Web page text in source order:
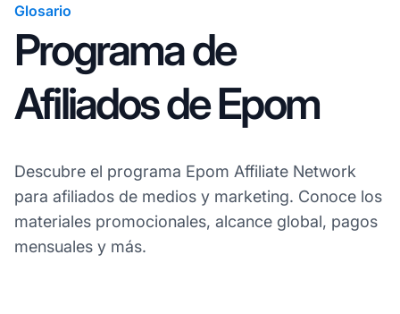
Glosario
Programa de
Afiliados de Epom
Descubre el programa Epom Affiliate Network
para afiliados de medios y marketing. Conoce los
materiales promocionales, alcance global, pagos
mensuales y más.